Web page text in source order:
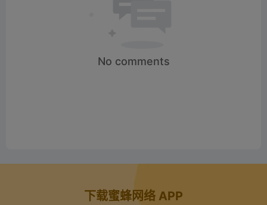
No comments
下载蜜蜂网络 APP